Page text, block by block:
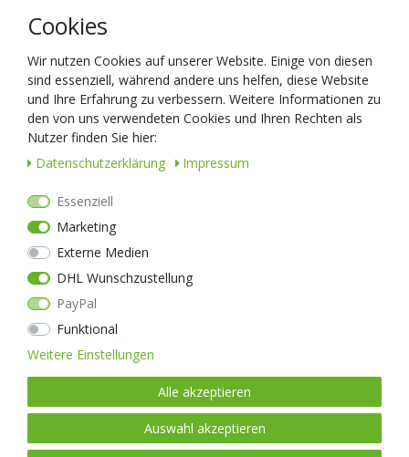
T&P-Serie
Zubehör
GLO TOOB
Nextool
Messer
Über Uns
Firmenkunden
Widerrufsformular
Impressum
AGB
Datenschutz
WIDERRUF Versanddienstleister
Cookies
Wir nutzen Cookies auf unserer Website. Einige von diesen
sind essenziell, während andere uns helfen, diese Website
und Ihre Erfahrung zu verbessern. Weitere Informationen zu
den von uns verwendeten Cookies und Ihren Rechten als
Nutzer finden Sie hier:
Daten­schutz­erklärung
Impressum
Essenziell
Marketing
Externe Medien
DHL Wunschzustellung
PayPal
Funktional
Weitere Einstellungen
Alle akzeptieren
Auswahl akzeptieren